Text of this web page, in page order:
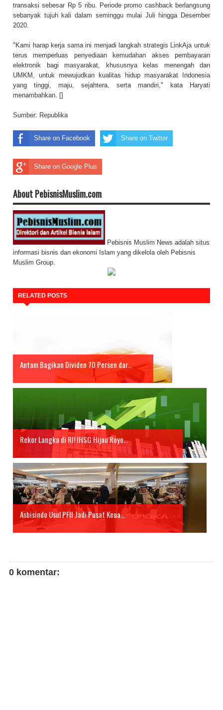
transaksi sebesar Rp 5 ribu. Periode promo cashback berlangsung
sebanyak tujuh kali dalam seminggu mulai Juli hingga Desember
2020.
"Kami harap kerja sama ini menjadi langkah strategis LinkAja untuk
terus memperluas penyediaan kemudahan akses pembayaran
elektronik bagi masyarakat, khususnya kelas menengah dan
UMKM, untuk mewujudkan kualitas hidup masyarakat Indonesia
yang tinggi, maju, sejahtera, serta mandiri," kata Haryati
menambahkan. []
Sumber: Republika
Share on Facebook Share on Twitter
Share on Google Plus
About PebisnisMuslim.com
Pebisnis Muslim News adalah situs
informasi bisnis dan ekonomi Islam yang dikelola oleh Pebisnis
Muslim Group.
RELATED POSTS
Antam Bagikan Dividen 70 Persen dar...
Rekor Langka di RI! IHSG Hijau Royo...
Asbisindo Usul PFII Jadi Pusat Keua...
0 komentar: